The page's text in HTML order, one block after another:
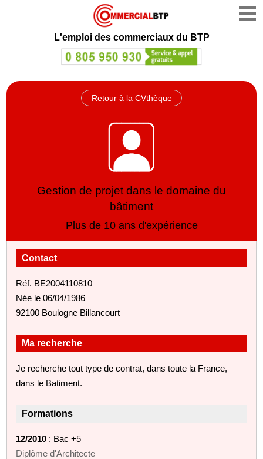
L'emploi des commerciaux du BTP
Retour à la CVthèque
Gestion de projet dans le domaine du
bâtiment
Plus de 10 ans d'expérience
Contact
Réf. BE2004110810
Née le 06/04/1986
92100 Boulogne Billancourt
Ma recherche
Je recherche tout type de contrat, dans toute la France,
dans le Batiment.
Formations
12/2010 : Bac +5
Diplôme d'Architecte